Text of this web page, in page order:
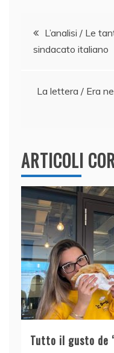
b
o
k
dI
n
Navigazione
articoli
L’analisi / Le
sindacato italiano
La lettera / Era
ARTICOLI
Tutto il gusto de